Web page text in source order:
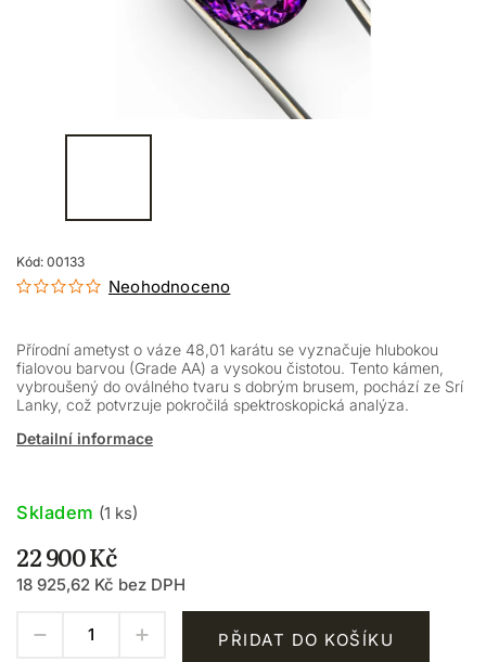
Kód: 00133
Neohodnoceno
Přírodní ametyst o váze 48,01 karátu se vyznačuje hlubokou
fialovou barvou (Grade AA) a vysokou čistotou. Tento kámen,
vybroušený do oválného tvaru s dobrým brusem, pochází ze Srí
Lanky, což potvrzuje pokročilá spektroskopická analýza.
Detailní informace
22 900 Kč
18 925,62 Kč bez DPH
Skladem (1 ks)
PŘIDAT DO KOŠÍKU